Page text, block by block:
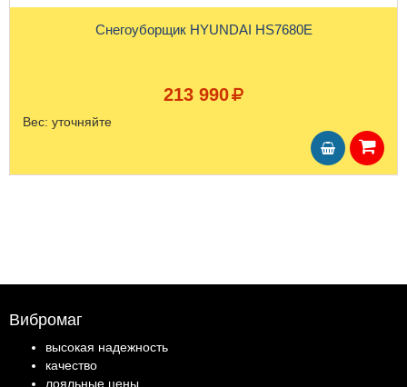
Снегоуборщик HYUNDAI HS7680E
213 990
Вес: уточняйте
Вибромаг
высокая надежность
качество
лояльные цены